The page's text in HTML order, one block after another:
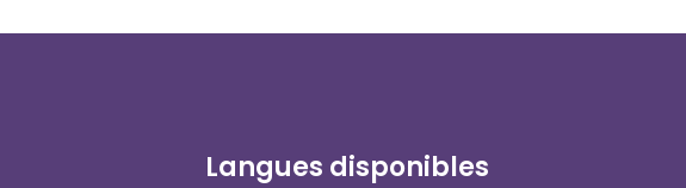
Langues disponibles